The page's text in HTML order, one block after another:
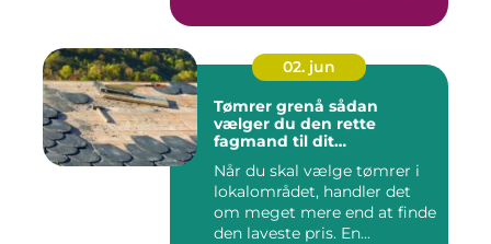
02. jun
Tømrer grenå sådan
vælger du den rette
fagmand til dit
Når du skal vælge tømrer i
lokalområdet, handler det
om meget mere end at finde
den laveste pris. En...